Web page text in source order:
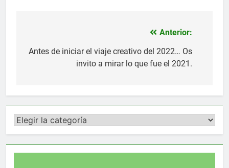
de
Anterior:
Antes de iniciar el viaje creativo del 2022… Os
invito a mirar lo que fue el 2021.
Categorías